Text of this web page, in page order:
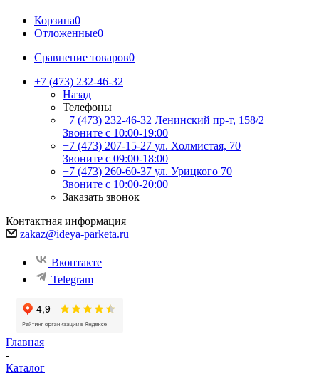
Корзина0
Отложенные0
Сравнение товаров0
+7 (473) 232-46-32
Назад
Телефоны
+7 (473) 232-46-32 Ленинский пр-т, 158/2
Звоните с 10:00-19:00
+7 (473) 207-15-27 ул. Холмистая, 70
Звоните с 09:00-18:00
+7 (473) 260-60-37 ул. Урицкого 70
Звоните с 10:00-20:00
Заказать звонок
Контактная информация
zakaz@ideya-parketa.ru
Вконтакте
Telegram
Главная
-
Каталог